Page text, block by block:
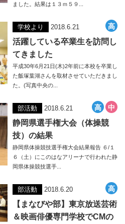
ました。結果は１３ｍ５９...
学校より 2018.6.21
活躍している卒業生を訪問し
てきました
平成30年6月21日(木)2年前に本校を卒業し
た飯塚葉湖さんを取材させていただきまし
た。(写真中央の...
部活動 2018.6.21
静岡県選手権大会（体操競
技）の結果
静岡県体操競技選手権大会結果報告 ６/１
６（土）にこのはなアリーナで行われた静
岡県体操競技選手...
部活動 2018.6.20
【まなびや部】東京放送芸術
＆映画俳優専門学校でCMの